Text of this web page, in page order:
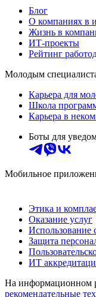
Блог
О компаниях в
Жизнь в
ИТ-проекты
Рейтинг
Молодым
Карьера для
Школа
Карьера в
Боты для
Мобильное
Этика и
Оказание услуг
Использование
Защита
ИТ
На информационном
рекомендательные